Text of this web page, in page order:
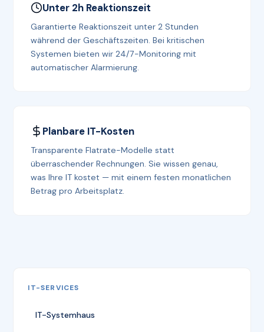
Unter 2h Reaktionszeit
Garantierte Reaktionszeit unter 2 Stunden
während der Geschäftszeiten. Bei kritischen
Systemen bieten wir 24/7-Monitoring mit
automatischer Alarmierung.
Planbare IT-Kosten
Transparente Flatrate-Modelle statt
überraschender Rechnungen. Sie wissen genau,
was Ihre IT kostet — mit einem festen monatlichen
Betrag pro Arbeitsplatz.
IT-SERVICES
IT-Systemhaus